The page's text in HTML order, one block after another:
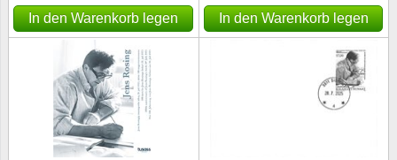
In den Warenkorb legen In den Warenkorb legen